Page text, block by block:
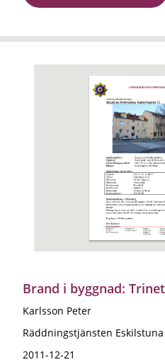
Brand i byggnad:
Karlsson Peter
Räddningstjänsten Eskilstuna
2011-12-21